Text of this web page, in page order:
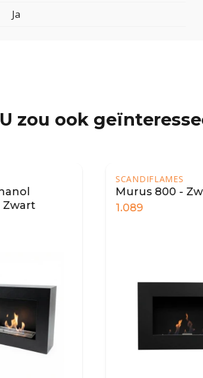
Ja
U zou ook
Murus 800 - Zwart
1.089